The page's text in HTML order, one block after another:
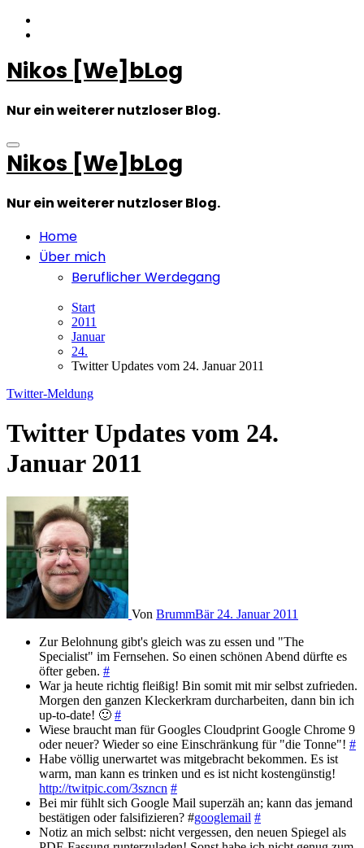
Zum
Inhalt
Nikos [We]bLog
Nur ein weiterer nutzloser Blog.
Nikos [We]bLog
Nur ein weiterer nutzloser Blog.
Home
Über mich
Beruflicher Werdegang
Start
2011
Januar
24.
Twitter Updates vom 24. Januar 2011
Twitter-Meldung
Twitter Updates vom 24.
Januar 2011
Von BrummBär 24. Januar 2011
Zur Belohnung gibt's gleich was zu essen und "The
Specialist" im Fernsehen. So einen schönen Abend dürfte es
öfter geben. #
War ja heute richtig fleißig! Bin somit mit mir selbst zufrieden.
Morgen den ganzen Kleckerkram durcharbeiten, dann bin ich
up-to-date! 🙂 #
Wiese braucht man für Googles Cloudprint Google Chrome 9
oder neuer? Wieder so eine Einschränkung für "die Tonne"! #
Habe völlig unerwartet was mitgebracht bekommen. Es ist
warm, man kann es trinken und es ist nicht kostengünstig!
http://twitpic.com/3szncn #
Bei mir fühlt sich Google Mail superzäh an; kann das jemand
bestätigen oder falsifizieren? #googlemail #
Notiz an mich selbst: nicht vergessen, den neuen Spiegel als